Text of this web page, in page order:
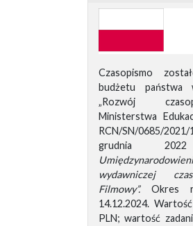
Czasopismo
budżetu państwa
„Rozwój
Ministerstwa
RCN/SN/0685/
grudnia
wydawniczej
Filmowy”.Okres
14.12.2024.
PLN; wartość